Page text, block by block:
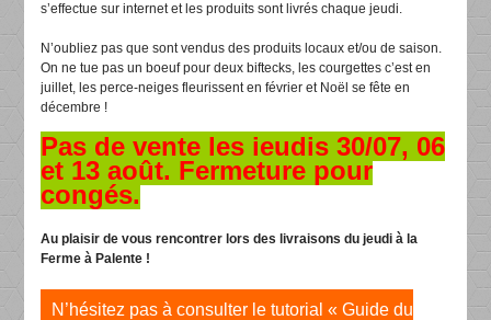
s’effectue sur internet et les produits sont livrés chaque jeudi.
N’oubliez pas que sont vendus des produits locaux et/ou de saison.
On ne tue pas un boeuf pour deux biftecks, les courgettes c’est en
juillet, les perce-neiges fleurissent en février et Noël se fête en
décembre !
Pas de vente les jeudis 30/07, 06
et 13 août. Fermeture pour
congés.
Au plaisir de vous rencontrer lors des livraisons du jeudi à la
Ferme à Palente !
N’hésitez pas à consulter le tutorial « Guide du